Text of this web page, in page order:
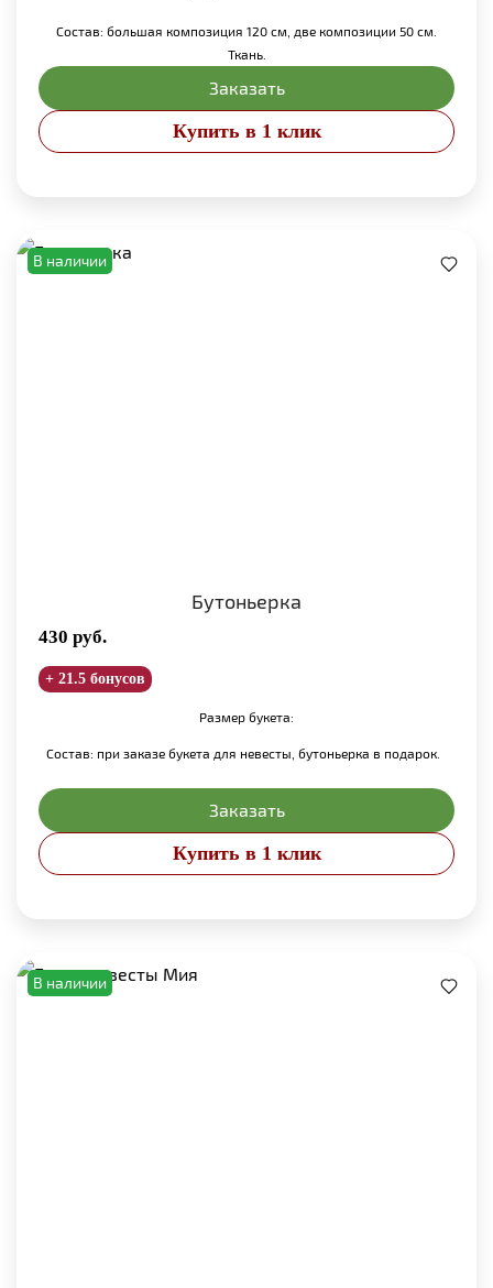
Состав: большая композиция 120 см, две композиции 50 см.
Ткань.
Заказать
Купить в 1 клик
В наличии
Бутоньерка
430 руб.
+ 21.5 бонусов
Размер букета:
Состав: при заказе букета для невесты, бутоньерка в подарок.
Заказать
Купить в 1 клик
В наличии